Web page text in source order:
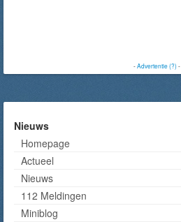
-Advertentie (?)-
Nieuws
Homepage
Actueel
Nieuws
112 Meldingen
Miniblog